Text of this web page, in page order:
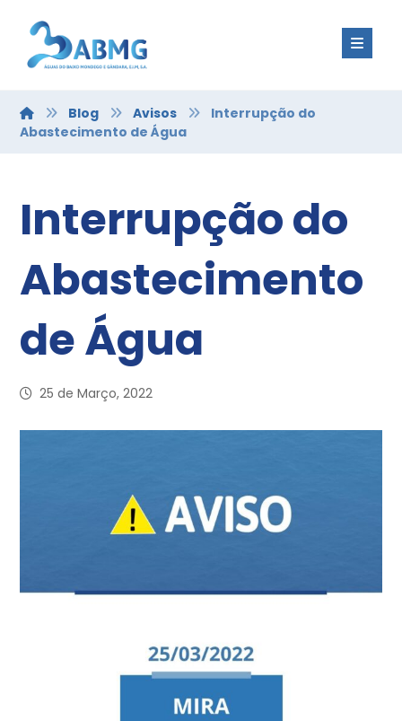
Blog Avisos
Interrupção do
Abastecimento de Água
Interrupção do
Abastecimento
de Água
25 de Março, 2022